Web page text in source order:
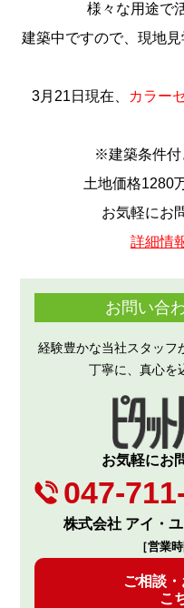
様々な用途で
建築中ですので、現地
3月21日現在、
カラー
※建築条件付
土地価格1280
お気軽にお
詳細情
お問い合
経験豊かな当社スタッフ
丁寧に、真心を
お気軽にお
047-
株式会社 アイ・
［営業
ご相談
こ